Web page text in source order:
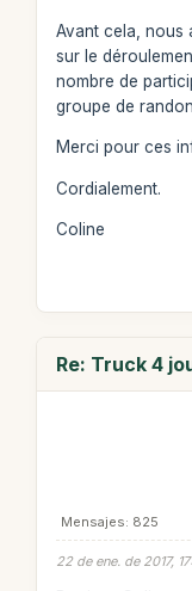
Avant cela, nous
sur le
nombre de
groupe de
Merci pour ces
Cordialement.
Coline
Re: Truck 4
Mensajes: 825
22 de ene. de 2017,